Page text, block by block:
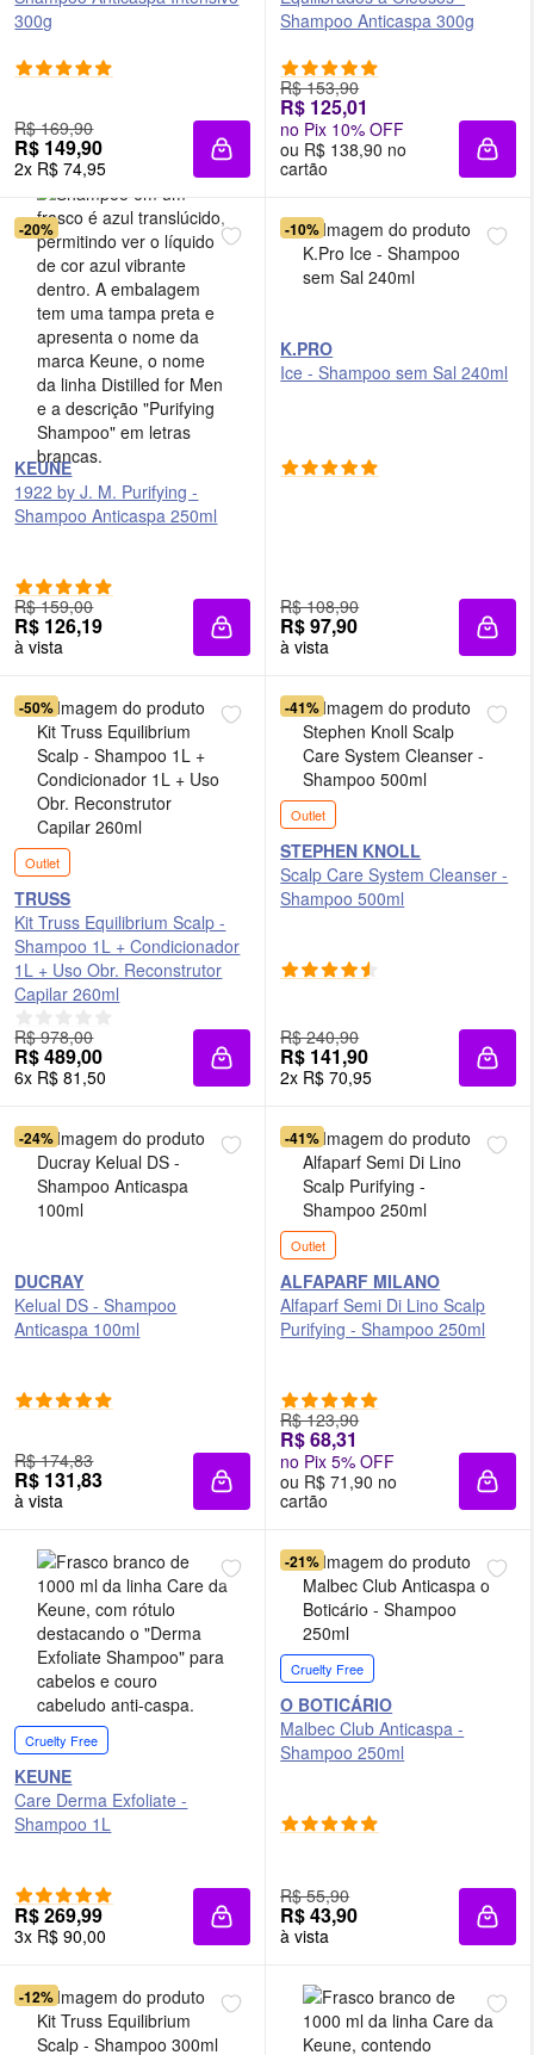
300g
R$ 169,90
R$ 149,90
2x R$ 74,95 Adicionar à sacola
Shampoo Anticaspa 300g
R$ 153,90
R$ 125,01
no Pix 10% OFF
ou R$ 138,90 no
cartão
-20%
KEUNE
1922 by J. M. Purifying -
Shampoo Anticaspa 250ml
R$ 159,00
R$ 126,19
à vista Adicionar à sacola
-10%
K.PRO
Ice - Shampoo sem Sal 240ml
R$ 108,90
R$ 97,90
à vista
-50%
Outlet
TRUSS
Kit Truss Equilibrium Scalp -
Shampoo 1L + Condicionador
1L + Uso Obr. Reconstrutor
Capilar 260ml
R$ 978,00
R$ 489,00
6x R$ 81,50 Adicionar à sacola
-41%
Outlet
STEPHEN KNOLL
Scalp Care System Cleanser -
Shampoo 500ml
R$ 240,90
R$ 141,90
2x R$ 70,95
-24%
DUCRAY
Kelual DS - Shampoo
Anticaspa 100ml
R$ 174,83
R$ 131,83
à vista Adicionar à sacola
-41%
Outlet
ALFAPARF MILANO
Alfaparf Semi Di Lino Scalp
Purifying - Shampoo 250ml
R$ 123,90
R$ 68,31
no Pix 5% OFF
ou R$ 71,90 no
cartão
Cruelty Free
KEUNE
Care Derma Exfoliate -
Shampoo 1L
R$ 269,99
3x R$ 90,00 Adicionar à sacola
-21%
Cruelty Free
O BOTICÁRIO
Malbec Club Anticaspa -
Shampoo 250ml
R$ 55,90
R$ 43,90
à vista
-12%